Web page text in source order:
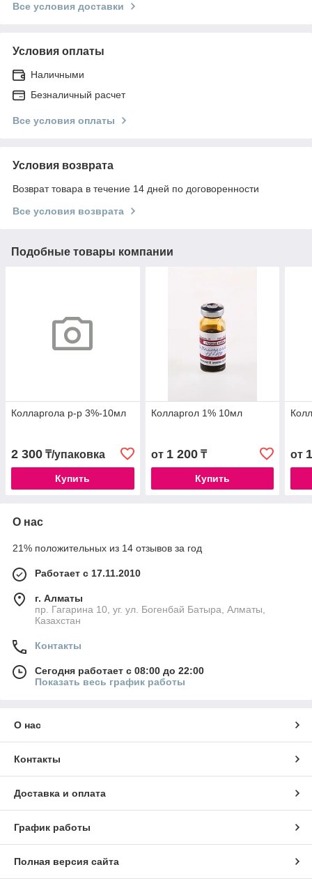
Все условия доставки
Условия оплаты
Наличными
Безналичный расчет
Все условия оплаты
Условия возврата
Возврат товара в течение 14 дней по договоренности
Все условия возврата
Подобные товары компании
Колларгола р-р 3%-10мл
2 300 ₸/упаковка
Купить
Колларгол 1% 10мл
от 1 200₸
Купить
от
О нас
21% положительных из 14 отзывов за год
Работает с 17.11.2010
г. Алматы
пр. Гагарина 10, уг. ул. Богенбай Батыра, Алматы,
Казахстан
Контакты
Сегодня работает с 08:00 до 22:00
Показать весь график работы
О нас
Контакты
Доставка и оплата
График работы
Полная версия сайта